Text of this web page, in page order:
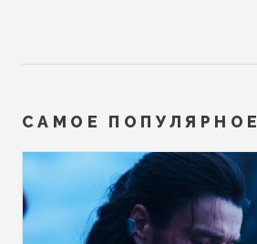
САМОЕ ПОПУЛЯРНОЕ